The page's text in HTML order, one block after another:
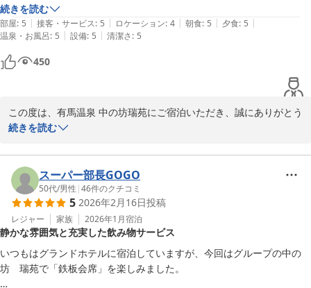
高齢のお客様をはじめ、お越しいただくすべてのお客様に我が家の
ように安心してお寛ぎいただける宿を目指し、日々おもてなしの向
上に努めております。 これから季節は夏へと向かいますが、どうぞ
皆様お体に気をつけて健やかにお過ごしくださいませ。またのお越
しを、スタッフ一同心よりお待ち申し上げております。
2026-05-16
館内はどこも清潔に保たれており、終始気持ちよく滞在することができ
ました。
お食事は量もちょうどよく、どれも美味しくいただきました。客室の露
天風呂に加え、大浴場も利用し、心からリラックスできる贅沢な時間を
また、従業員の皆さまの丁寧で気持ちのよい挨拶や対応も印象的で、心
ぜひまた訪れたいと思える素敵なお宿でした。
続きを読む
部屋: 5 | 接客・サービス: 5 | ロケーション: 4 | 朝食: 5 | 夕食: 5 |
温泉・お風呂: 5 | 設備: 5 | 清潔さ: 5
450
この度は、有馬温泉 中の坊瑞苑にご宿泊いただき、誠にありがとう
ございました。
タッフ一同感激いたしております。
当館の立地について、温泉街の食べ歩きなど散策の利便性を感じて
いただけた一方で、一歩館内へ入った際の「静寂」や「落ち着き」
をご堪能いただけたとのこと、私どもが大切にしている「大人のた
めの寛ぎ」をお届けできたようで何よりでございます 。
お食事のボリュームや、客室露天風呂・大浴場でのひとときについ
ても「贅沢な時間」とのお言葉をいただき、日頃の疲れを癒してい
ただけたのであれば、これ以上の喜びはございません 。 また、ス
続きを読む
スーパー部長GOGO
50代/男性 |46件のクチコミ
5 2026年2月16日投稿
レジャー 家族 2026年1月宿泊
静かな雰囲気と充実した飲み物サービス
いつもはグランドホテルに宿泊していますが、今回はグループの中の
坊　瑞苑で「鉄板会席」を楽しみました。